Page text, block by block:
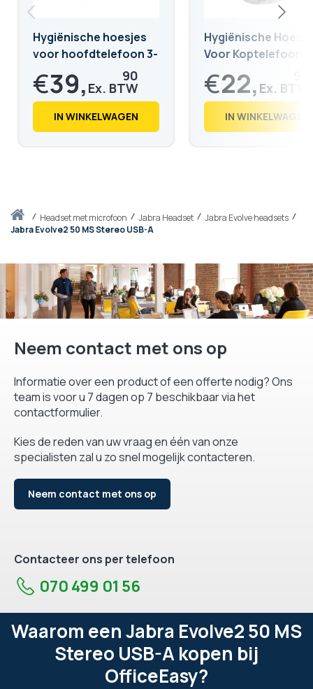
Thuisheadset met microfoon Jabra Headset
Jabra Evolve headsets
Jabra Evolve2 50 MS Stereo USB-A
Hygiënische hoesjes
voor hoofdtelefoon 3-
5cm
€39, 90
€ 48,
IN WINKELWAGEN
Hygiënische
Voor Koptelefoon 7
Cm
€22,
€ 27,IN WINKELWAGEN
Neem contact met ons op
Informatie over een product of een offerte nodig? Ons
team is voor u 7 dagen op 7 beschikbaar via het
contactformulier.
Kies de reden van uw vraag en één van onze
specialisten zal u zo snel mogelijk contacteren.
Neem contact met ons op
Contacteer ons per telefoon
070 499 01 56
Waarom een Jabra Evolve2 50 MS
Stereo USB-A kopen bij
OfficeEasy?